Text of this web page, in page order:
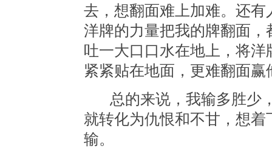
去，想翻面难上加难。还
洋牌的力量把我的牌翻面
吐一大口口水在地上，将
紧紧贴在地面，更难翻面赢
总的来说，我输多胜少
就转化为仇恨和不甘，想
输。